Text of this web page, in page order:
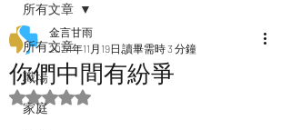
所有文章
職場
家庭
所有文章
你們中間有紛爭
金言甘雨
2024年11月19日 讀畢需時 3 分鐘
評等為 NaN（最高為 5 顆星）。